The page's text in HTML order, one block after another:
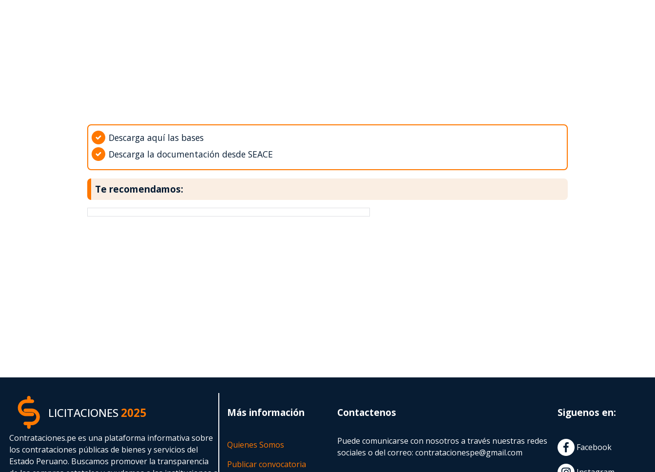
Descarga aquí las bases
Descarga la documentación desde SEACE
Te recomendamos:
LICITACIONES2025
Contrataciones.pe es una plataforma informativa sobre
los contrataciones públicas de bienes y servicios del
Estado Peruano. Buscamos promover la transparencia
Más información
Quienes Somos
Publicar convocatoria
Contactenos
Puede comunicarse con nosotros a través nuestras redes
sociales o del correo:contratacionespe@gmail.com
Siguenos en:
Facebook